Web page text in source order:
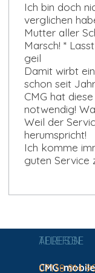
Ich bin doch
verglichen
Mutter aller
Marsch! *
geil
Damit wirbt
schon seit
CMG hat
notwendig!
Weil der
herumspricht!
Ich komme
guten Service
ADRESSE
CMG-
TELEFON
07138 814